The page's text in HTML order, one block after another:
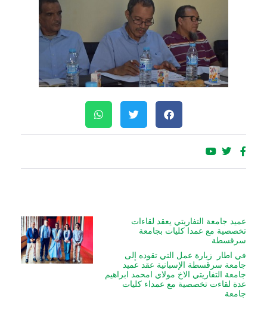
عميد جامعة التفاريتي يعقد لقاءات
تخصصية مع عمدا كليات بجامعة
سرقسطة
في اطار زيارة عمل التي تقوده إلى
جامعة سرقسطة الإسبانية عقد عميد
جامعة التفاريتي الاخ مولاي امحمد ابراهيم
عدة لقاءت تخصصية مع عمداء كليات
جامعة